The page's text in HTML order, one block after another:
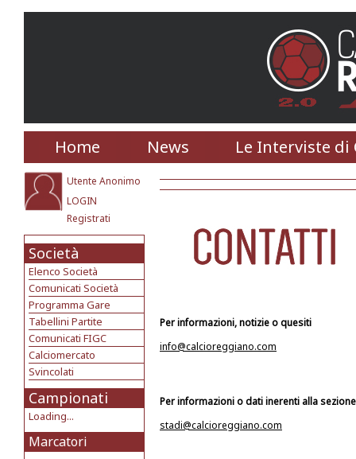
Home News Le Interviste di
Utente Anonimo
LOGIN
Registrati
Società
Elenco Società
Comunicati Società
Programma Gare
Tabellini Partite
Comunicati FIGC
Calciomercato
Svincolati
Campionati
Loading...
Marcatori
Per informazioni, notizie o quesiti
info@calcioreggiano.com
Per informazioni o dati inerenti alla
stadi@calcioreggiano.com